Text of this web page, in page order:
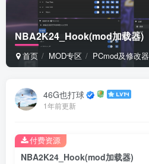
NBA2K24_Hook(mod加载器)
首页 MOD专区 PCmod及修改器
46G也打球
1年前更新
NBA2K24_Hook(mod加载器)
付费资源